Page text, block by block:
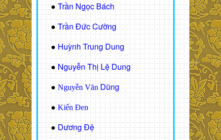
● Trần Ngọc Bách
● Trần Đức Cường
● Huỳnh Trung Dung
● Nguyễn Thị Lệ Dung
● Nguyễn Văn Dũng
● Kiến Đen
● Dương Đệ